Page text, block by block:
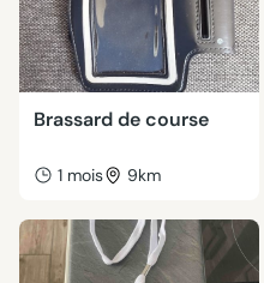
Brassard de course
1 mois 9km